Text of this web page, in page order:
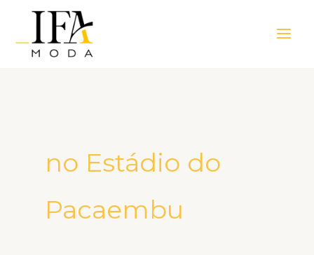
Menu
no Estádio do
Pacaembu